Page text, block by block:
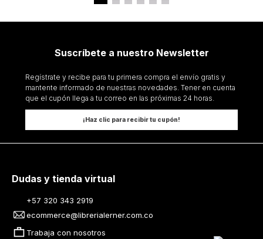
Suscríbete a nuestro Newsletter
Regístrate y recibe para tu primera compra el envío gratis y
mantente informado de nuestras novedades. Tener en cuenta
que el cupón llega a tu correo en las próximas 24 horas.
¡Haz clic para recibir tu cupón!
Dudas y tienda virtual
+57 320 343 2919
ecommerce@librerialerner.com.co
Trabaja con nosotros